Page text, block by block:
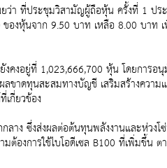
ยว่า ที่ประชุมวิสามัญผู้ถือหุ้น ครั้งที่ 1
งหุ้นจาก 9.50 บาท เหลือ 8.00 บาท
คงอยู่ที่ 1,023,666,700 หุ้น โดยการ
าดทุนสะสมทางบัญชี เสริมสร้างความ
กี่ยวข้อง
ง ซึ่งส่งผลต่อต้นทุนพลังงานและห่วงโ
องการใช้ไบโอดีเซล B100 ที่เพิ่มขึ้น